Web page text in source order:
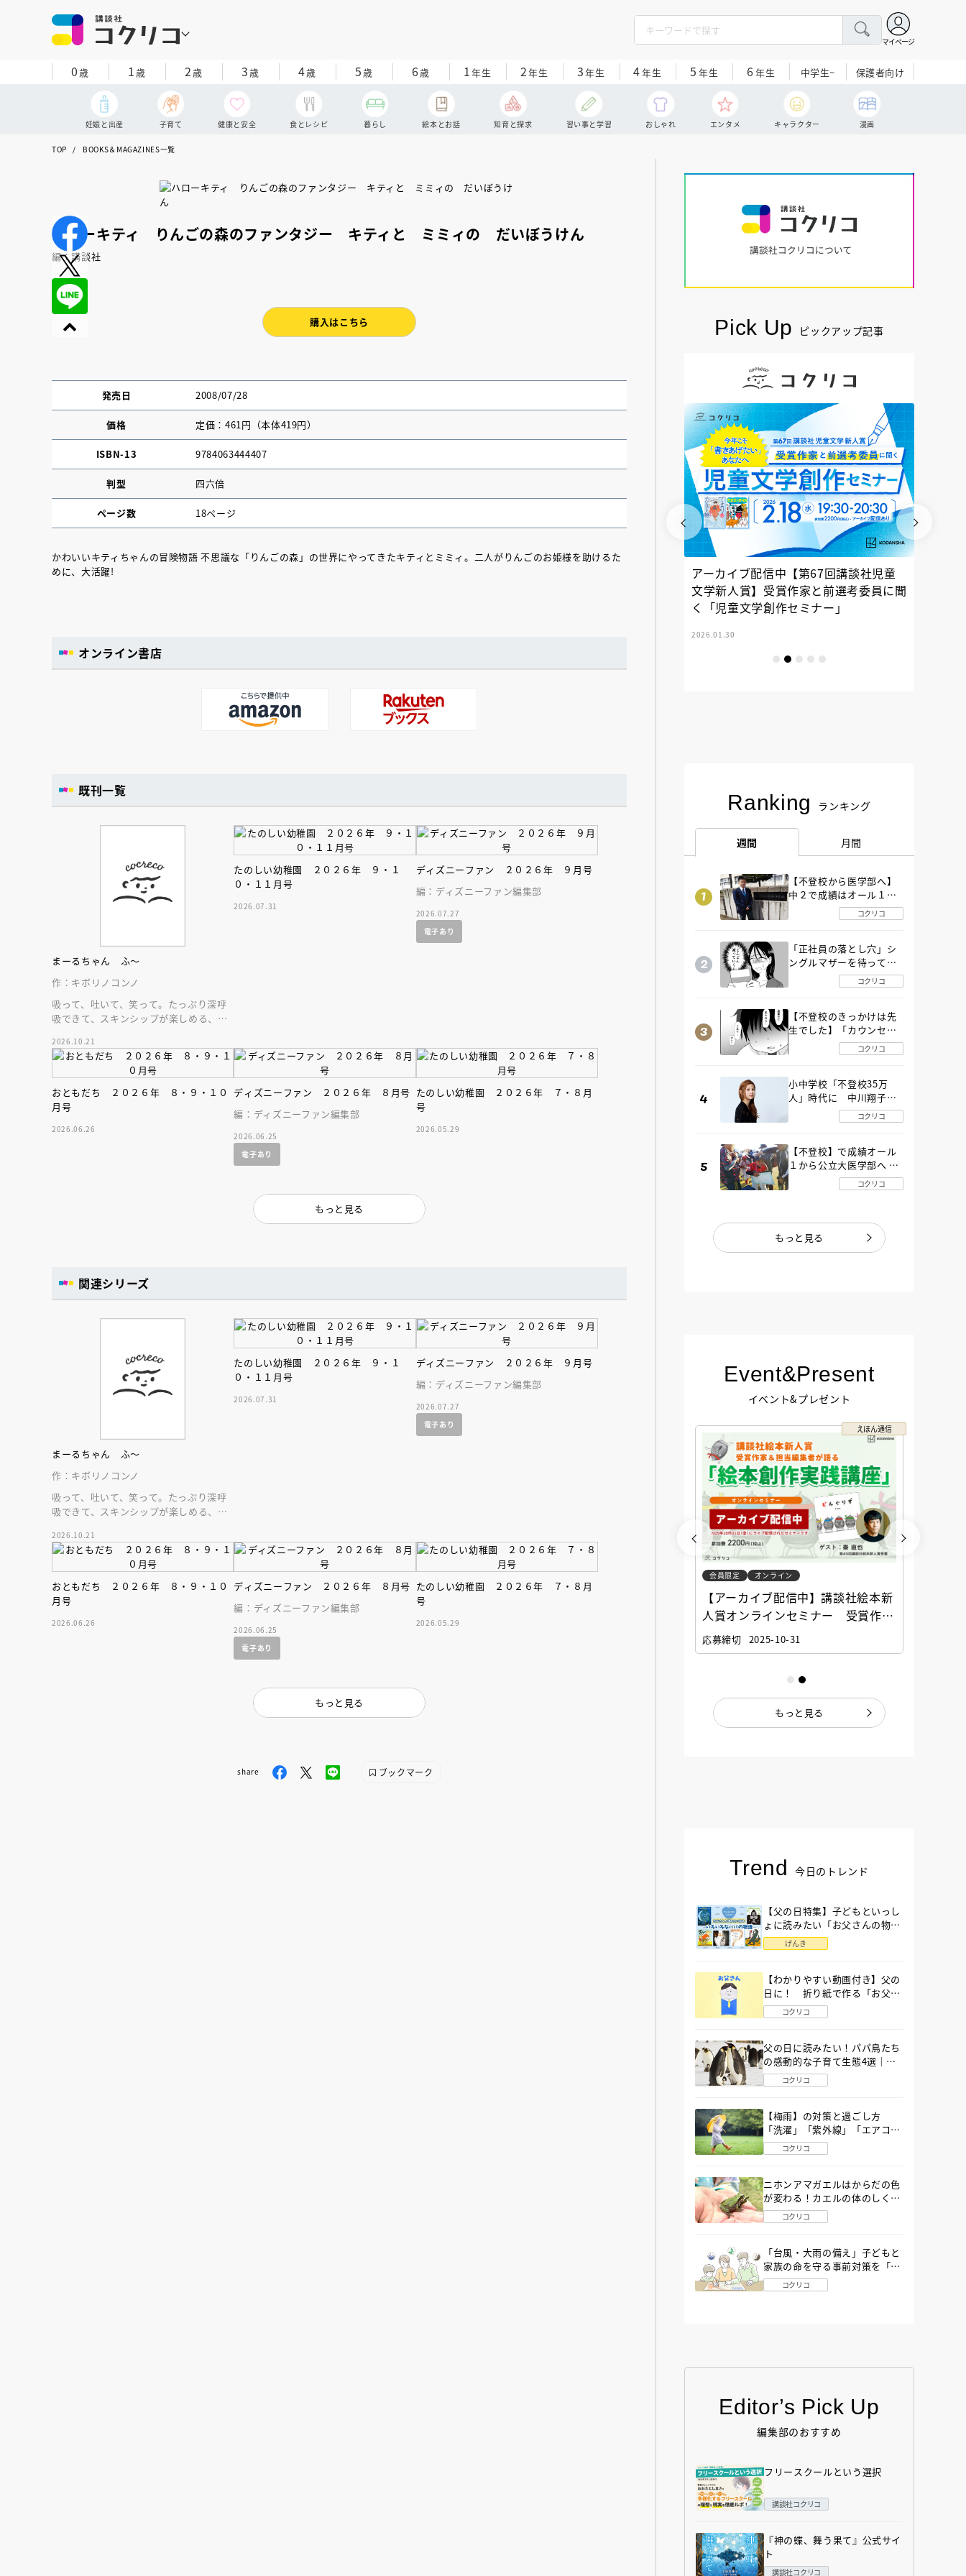
マイページ
0歳 1歳 2歳 3歳 4歳 5歳 6歳 1年生 2年生 3年生 4年生 5 年生 6年生 中学生~ 保護者向け
妊娠と出産 子育て 健康と安全 食とレシピ 暮らし 絵本とお話 知育と探求 習い事と学習 おしゃれ エンタメ キャラクター 漫画
TOP BOOKS＆MAGAZINES一覧
ハローキティ りんごの森のファンタジー キティと ミミィの だいぼうけん
編：講談社
購入はこちら
発売日 2008/07/28
価格 定価：461円（本体419円）
ISBN-13 9784063444407
判型 四六倍
ページ数 18ページ
かわいいキティちゃんの冒険物語 不思議な「りんごの森」の世界にやってきたキティとミミィ。二人がりんごのお姫様を助けるた
めに、大活躍!
オンライン書店
既刊一覧
まーるちゃん ふ～
作：キボリノコンノ
吸って、吐いて、笑って。たっぷり深呼
吸できて、スキンシップが楽しめる、大
ーストブック。
2026.10.21
たのしい幼稚園 ２０２６年 ９・１
０・１１月号
2026.07.31
ディズニーファン ２０２６年 ９月号
編：ディズニーファン編集部
2026.07.27
電子あり
おともだち ２０２６年 ８・９・１０
月号
2026.06.26
ディズニーファン ２０２６年 ８月号
編：ディズニーファン編集部
2026.06.25
電子あり
たのしい幼稚園 ２０２６年 ７・８月
号
2026.05.29
もっと見る
関連シリーズ
まーるちゃん ふ～
作：キボリノコンノ
吸って、吐いて、笑って。たっぷり深呼
吸できて、スキンシップが楽しめる、大
ーストブック。
2026.10.21
たのしい幼稚園 ２０２６年 ９・１
０・１１月号
2026.07.31
ディズニーファン ２０２６年 ９月号
編：ディズニーファン編集部
2026.07.27
電子あり
おともだち ２０２６年 ８・９・１０
月号
2026.06.26
ディズニーファン ２０２６年 ８月号
編：ディズニーファン編集部
2026.06.25
電子あり
たのしい幼稚園 ２０２６年 ７・８月
号
2026.05.29
もっと見る
share ブックマーク
Pick Up ピックアップ記事
アーカイブ配信中【第67回講談社児童
文学新人賞】受賞作家と前選考委員に聞
く「児童文学創作セミナー」
2026.01.30
Ranking ランキング
週間 月間
【不登校から医学部へ】
中２で成績はオール１
「昼夜逆転」したわが子
を”夜遊び”に連れ出した
コクリコ
「正社員の落とし穴」シ
ングルマザーを待ってい
た“魔の２年間”【後編】
コクリコ
【不登校のきっかけは先
生でした】「カウンセリ
ングの時間」生徒の情報
をバラしたのは…《第２
コクリコ
小中学校「不登校35万
人」時代に 中川翔子さ
んが審査委員長「不登校
生動画甲子園 2026」が開
コクリコ
【不登校】で成績オール
１から公立大医学部へ 中
２で起立性調節障害「治
るまで３年」の診断 その
コクリコ
もっと見る
Event&Present
イベント&プレゼント
えほん通信
会員限定 オンライン
【アーカイブ配信中】講談社絵本新
人賞オンラインセミナー 受賞作家
と担当編集者が語る「絵本創作実践
講座」
応募締切
会員限定 オンライン
アーカイブ配信中【第67回講談社児
えほん通信
会員限定 オンライン
【アーカイブ配信中】講談社絵本新
人賞オンラインセミナー 受賞作家
と担当編集者が語る「絵本創作実践
講座」
応募締切 2025-10-31
もっと見る
Trend 今日のトレンド
【父の日特集】子どもといっし
ょに読みたい「お父さんの物
語」６選
げんき
【わかりやすい動画付き】父の
日に！ 折り紙で作る「お父さ
ん」の簡単な折り方
コクリコ
父の日に読みたい！パパ鳥たち
の感動的な子育て生態4選｜図
鑑MOVE
コクリコ
【梅雨】の対策と過ごし方
「洗濯」「紫外線」「エアコ
ン」「ゲリラ豪雨」…〔気象予
報士が完全ガイド〕
コクリコ
ニホンアマガエルはからだの色
が変わる！カエルの体のしくみ
から両生類の特ちょうまで図鑑
MOVEが解説！
コクリコ
「台風・大雨の備え」子どもと
家族の命を守る事前対策を「防
災アドバイザー」が解説
コクリコ
Editor’s Pick Up
編集部のおすすめ
フリースクールという選択
講談社コクリコ
『神の蝶、舞う果て』公式サイ
ト
講談社コクリコ